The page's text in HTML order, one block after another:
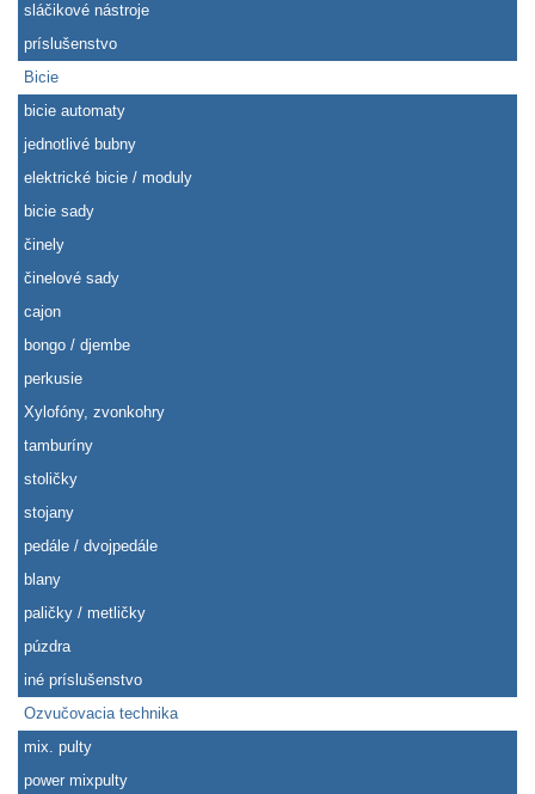
sláčikové nástroje
príslušenstvo
Bicie
bicie automaty
jednotlivé bubny
elektrické bicie / moduly
bicie sady
činely
činelové sady
cajon
bongo / djembe
perkusie
Xylofóny, zvonkohry
tamburíny
stoličky
stojany
pedále / dvojpedále
blany
paličky / metličky
púzdra
iné príslušenstvo
Ozvučovacia technika
mix. pulty
power mixpulty